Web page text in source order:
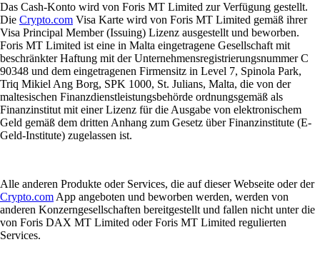
Das Cash-Konto wird von Foris MT Limited zur Verfügung gestellt.
Die Crypto.com Visa Karte wird von Foris MT Limited gemäß ihrer
Visa Principal Member (Issuing) Lizenz ausgestellt und beworben.
Foris MT Limited ist eine in Malta eingetragene Gesellschaft mit
beschränkter Haftung mit der Unternehmensregistrierungsnummer C
90348 und dem eingetragenen Firmensitz in Level 7, Spinola Park,
Triq Mikiel Ang Borg, SPK 1000, St. Julians, Malta, die von der
maltesischen Finanzdienstleistungsbehörde ordnungsgemäß als
Finanzinstitut mit einer Lizenz für die Ausgabe von elektronischem
Geld gemäß dem dritten Anhang zum Gesetz über Finanzinstitute (E-
Geld-Institute) zugelassen ist.
Alle anderen Produkte oder Services, die auf dieser Webseite oder der
Crypto.com App angeboten und beworben werden, werden von
anderen Konzerngesellschaften bereitgestellt und fallen nicht unter die
von Foris DAX MT Limited oder Foris MT Limited regulierten
Services.